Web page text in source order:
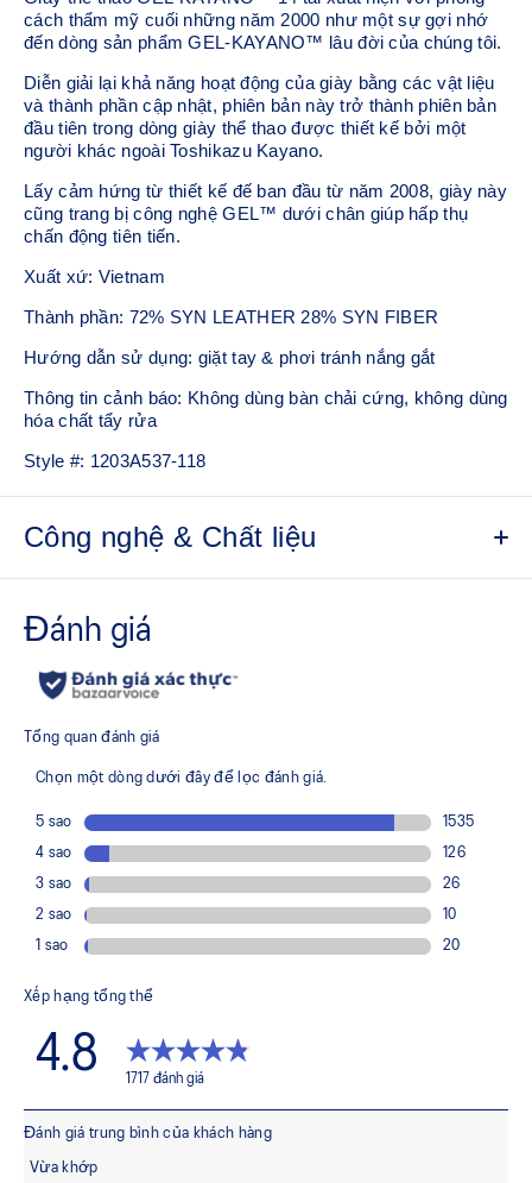
cách thẩm mỹ cuối những năm 2000 như một sự gợi nhớ
đến dòng sản phẩm GEL-KAYANO™ lâu đời của chúng tôi.
Diễn giải lại khả năng hoạt động của giày bằng các vật liệu
và thành phần cập nhật, phiên bản này trở thành phiên bản
đầu tiên trong dòng giày thể thao được thiết kế bởi một
người khác ngoài Toshikazu Kayano.
Lấy cảm hứng từ thiết kế đế ban đầu từ năm 2008, giày này
cũng trang bị công nghệ GEL™ dưới chân giúp hấp thụ
chấn động tiên tiến.
Xuất xứ: Vietnam
Thành phần: 72% SYN LEATHER 28% SYN FIBER
Hướng dẫn sử dụng: giặt tay & phơi tránh nắng gắt
Thông tin cảnh báo: Không dùng bàn chải cứng, không dùng
hóa chất tẩy rửa
Style #: 1203A537-118
Công nghệ & Chất liệu
Ngôn ngữ thiết kế những năm 2000
Đệm công nghệ GEL™ mang lại khả năng hấp thụ sốc
tuyệt vời
Hệ thống nâng đỡ TRUSSTIC™
Tấm lót giày được sản xuất bằng quy trình nhuộm dung
lượng khí thải carbon khoảng 45% so với công nghệ
nhuộm thông thường